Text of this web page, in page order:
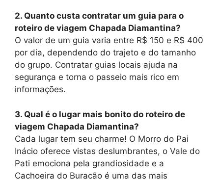
2. Quanto custa contratar um guia para o
roteiro de viagem Chapada Diamantina?
O valor de um guia varia entre R$ 150 e R$ 400
por dia, dependendo do trajeto e do tamanho
do grupo. Contratar guias locais ajuda na
segurança e torna o passeio mais rico em
informações.
3. Qual é o lugar mais bonito do roteiro de
viagem Chapada Diamantina?
Cada lugar tem seu charme! O Morro do Pai
Inácio oferece vistas deslumbrantes, o Vale do
Pati emociona pela grandiosidade e a
Cachoeira do Buracão é uma das mais